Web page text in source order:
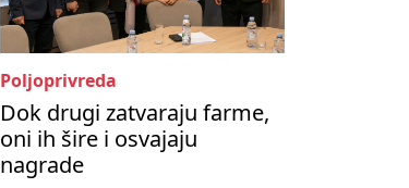
Poljoprivreda
Dok drugi zatvaraju farme,
oni ih šire i osvajaju
nagrade